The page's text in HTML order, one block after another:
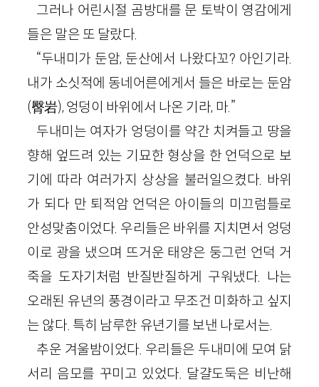
그러나 어린시절 곰방대를 문 토박이 영감에게
들은 말은 또 달랐다.
“두내미가 둔암, 둔산에서 나왔다꼬? 아인기라.
내가 소싯적에 동네어른에게서 들은 바로는 둔암
(臀岩), 엉덩이 바위에서 나온 기라, 마.”
두내미는 여자가 엉덩이를 약간 치켜들고 땅을
향해 엎드려 있는 기묘한 형상을 한 언덕으로 보
기에 따라 여러가지 상상을 불러일으켰다. 바위
가 되다 만 퇴적암 언덕은 아이들의 미끄럼틀로
안성맞춤이었다. 우리들은 바위를 지치면서 엉덩
이로 광을 냈으며 뜨거운 태양은 둥그런 언덕 거
죽을 도자기처럼 반질반질하게 구워냈다. 나는
오래된 유년의 풍경이라고 무조건 미화하고 싶지
는 않다. 특히 남루한 유년기를 보낸 나로서는.
추운 겨울밤이었다. 우리들은 두내미에 모여 닭
서리 음모를 꾸미고 있었다. 달걀도둑은 비난해